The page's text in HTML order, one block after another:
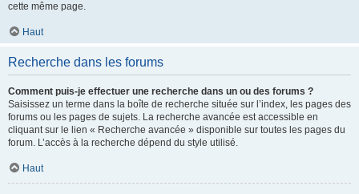
cette même page.
Haut
Recherche dans les forums
Comment puis-je effectuer une recherche dans un ou des forums ?
Saisissez un terme dans la boîte de recherche située sur l’index, les pages des
forums ou les pages de sujets. La recherche avancée est accessible en
cliquant sur le lien « Recherche avancée » disponible sur toutes les pages du
forum. L’accès à la recherche dépend du style utilisé.
Haut